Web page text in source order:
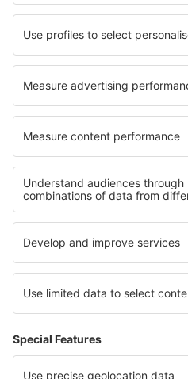
Cazare în Prades-le-Lez
Cazare în Dalfsen Cazare în
Cele mai bune locuri de cazare -
Cazare în Parcul Național Cheile
Cazare în Muntenia Cazare
Cazare În Tulcea județul
Cazare în regiunea Rivierei Franceze